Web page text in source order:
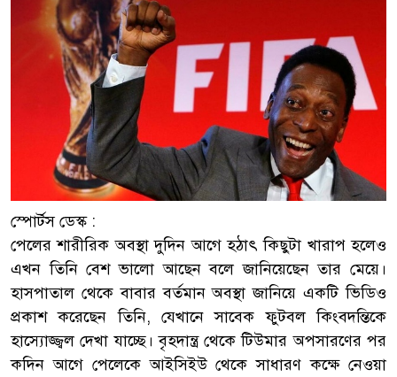
স্পোর্টস ডেস্ক :
পেলের শারীরিক অবস্থা দুদিন আগে হঠাৎ কিছুটা খারাপ হলেও
এখন তিনি বেশ ভালো আছেন বলে জানিয়েছেন তার মেয়ে।
হাসপাতাল থেকে বাবার বর্তমান অবস্থা জানিয়ে একটি ভিডিও
প্রকাশ করেছেন তিনি, যেখানে সাবেক ফুটবল কিংবদন্তিকে
হাস্যোজ্জ্বল দেখা যাচ্ছে। বৃহদান্ত্র থেকে টিউমার অপসারণের পর
কদিন আগে পেলেকে আইসিইউ থেকে সাধারণ কক্ষে নেওয়া